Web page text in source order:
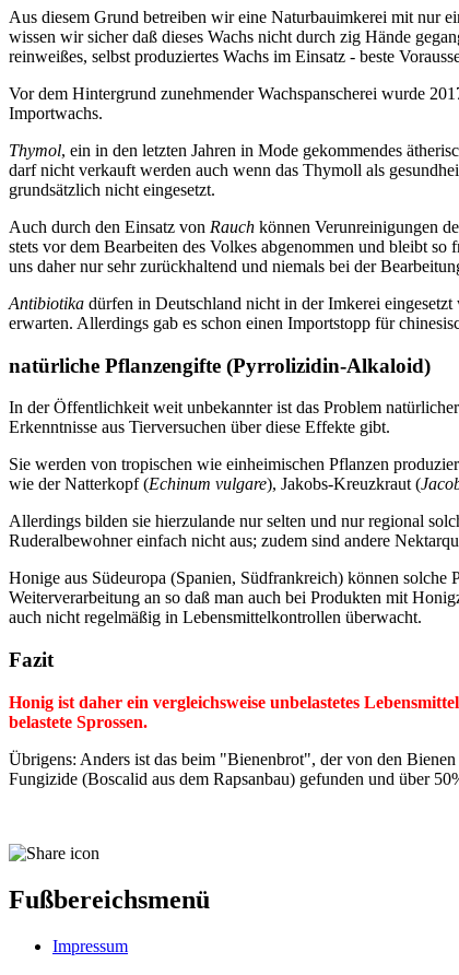
Aus diesem Grund betreiben wir eine Naturbauimkerei mit nur
wissen wir sicher daß dieses Wachs nicht durch zig Hände
reinweißes, selbst produziertes Wachs im Einsatz - beste
Vor dem Hintergrund zunehmender Wachspanscherei wurde
Importwachs.
Thymol, ein in den letzten Jahren in Mode gekommendes
darf nicht verkauft werden auch wenn das Thymoll als
grundsätzlich nicht eingesetzt.
Auch durch den Einsatz von Rauch können Verunreinigungen
stets vor dem Bearbeiten des Volkes abgenommen und bleibt so
uns daher nur sehr zurückhaltend und niemals bei der
Antibiotika dürfen in Deutschland nicht in der Imkerei
erwarten. Allerdings gab es schon einen Importstopp für
natürliche Pflanzengifte (Pyrrolizidin-Alkaloid)
In der Öffentlichkeit weit unbekannter ist das Problem
Erkenntnisse aus Tierversuchen über diese Effekte gibt.
Sie werden von tropischen wie einheimischen Pflanzen
wie der Natterkopf (Echinum vulgare), Jakobs-Kreuzkraut (
Allerdings bilden sie hierzulande nur selten und nur regional
Ruderalbewohner einfach nicht aus; zudem sind andere
Honige aus Südeuropa (Spanien, Südfrankreich) können solche
Weiterverarbeitung an so daß man auch bei Produkten mit
auch nicht regelmäßig in Lebensmittelkontrollen überwacht.
Fazit
Honig ist daher ein vergleichsweise unbelastetes
belastete Sprossen.
Übrigens: Anders ist das beim "Bienenbrot", der von den
Fungizide (Boscalid aus dem Rapsanbau) gefunden und über
Fußbereichsmenü
Impressum